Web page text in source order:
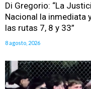
Di Gregorio: “La
Nacional la inmediata
las rutas 7, 8 y 33”
8 agosto, 2026